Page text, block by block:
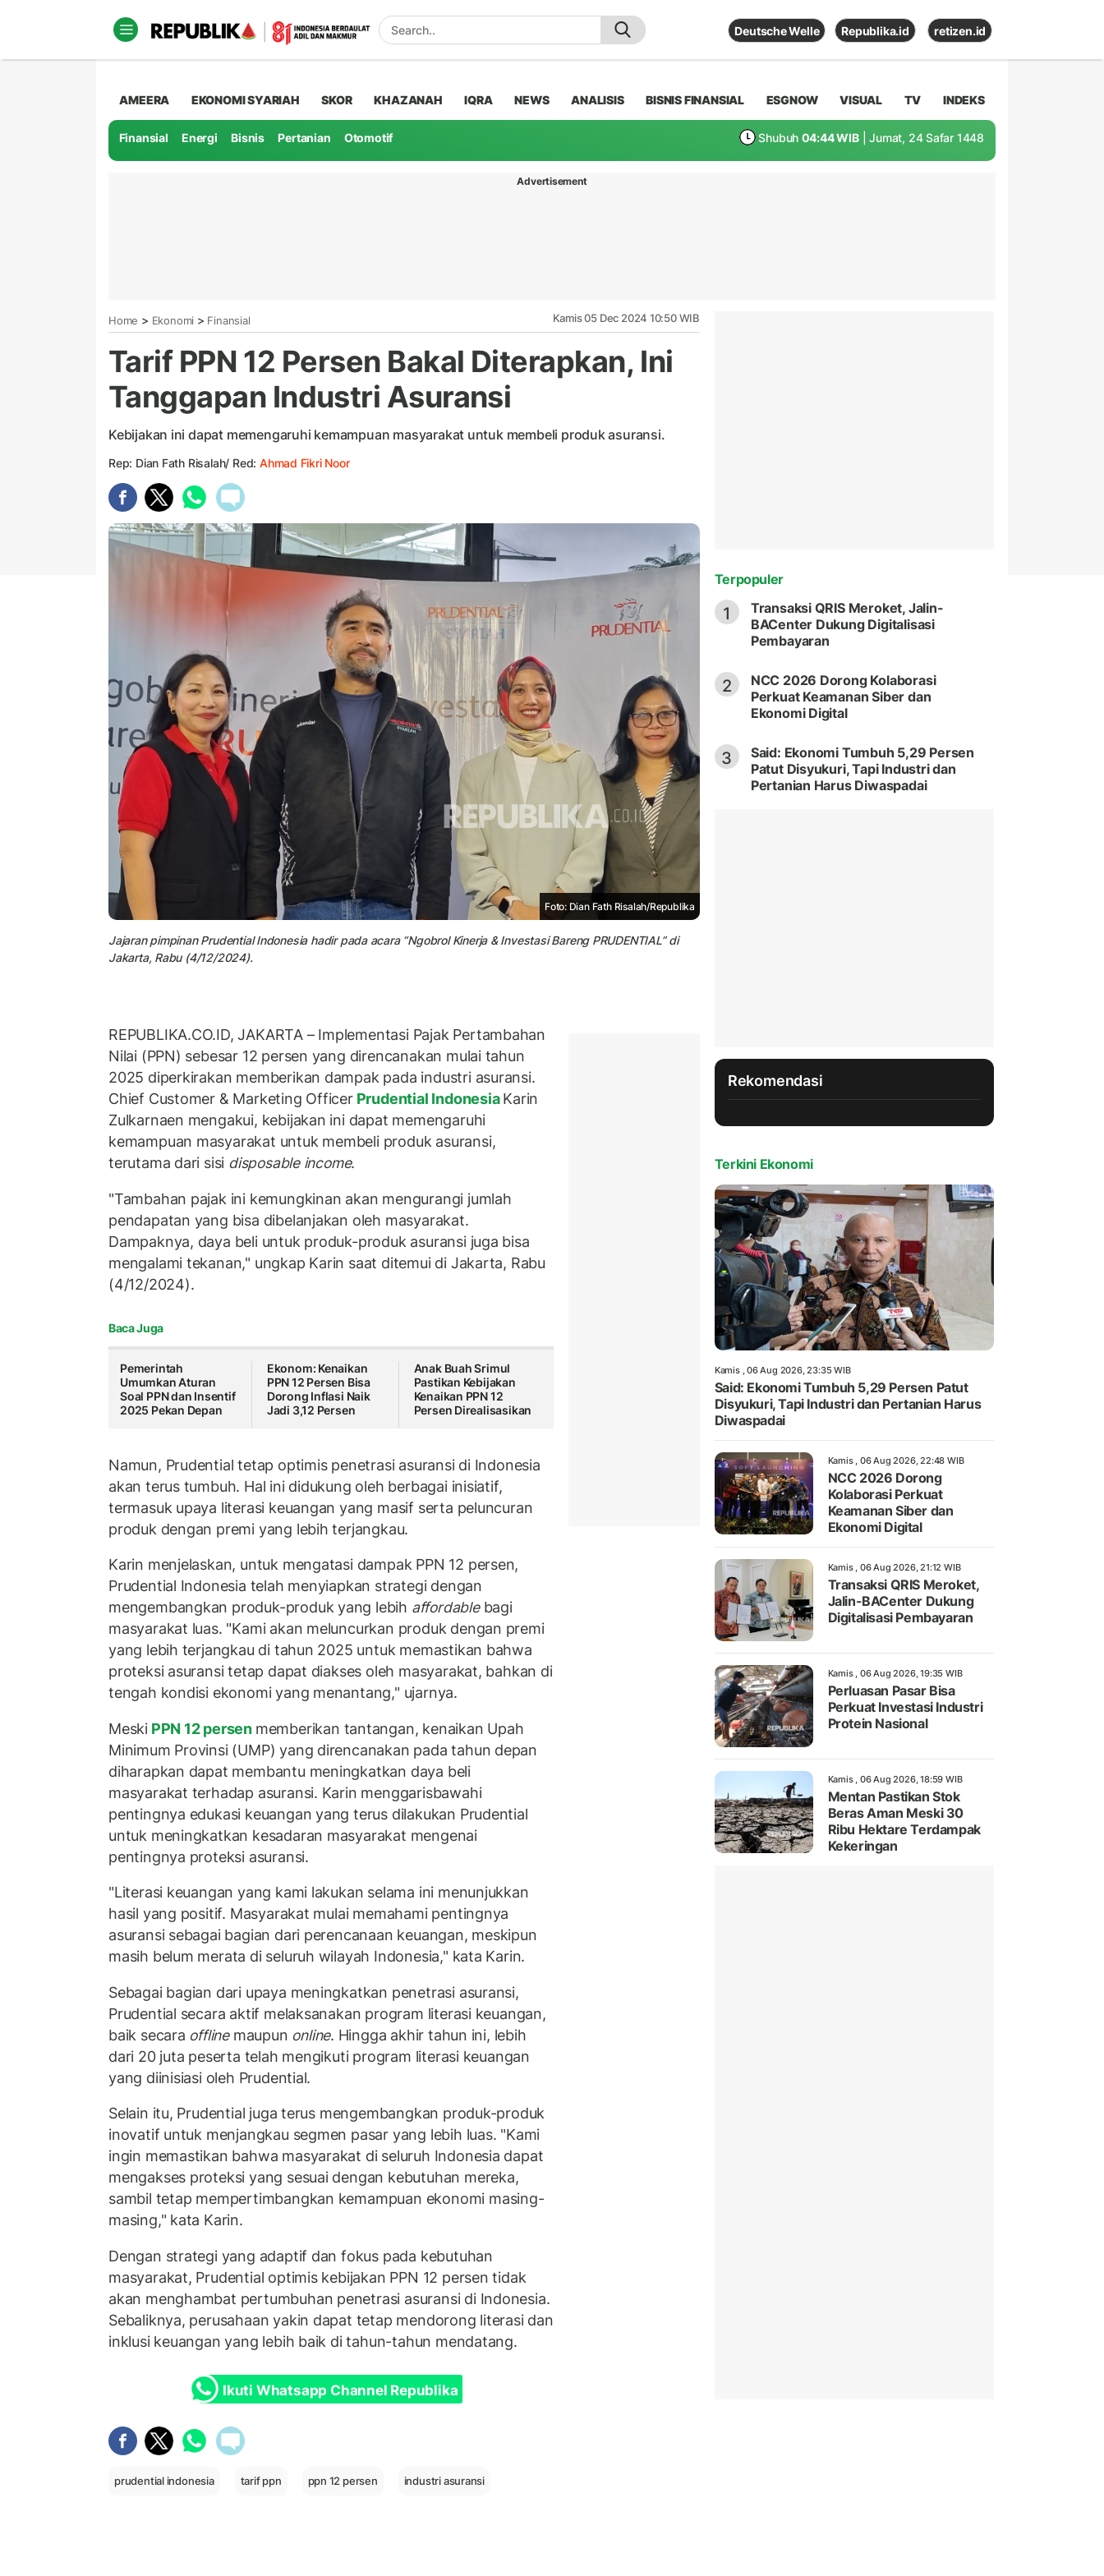
Deutsche Welle Republika.id retizen.id
AMEERA EKONOMI SYARIAH SKOR KHAZANAH IQRA NEWS ANALISIS BISNIS FINANSIAL ESGNOW VISUAL TV INDEKS
Finansial Energi Bisnis Pertanian Otomotif Shubuh 04:44 WIB | Jumat, 24 Safar 1448
Advertisement
Home > Ekonomi > Finansial Kamis 05 Dec 2024 10:50 WIB
Tarif PPN 12 Persen Bakal Diterapkan, Ini
Tanggapan Industri Asuransi
Kebijakan ini dapat memengaruhi kemampuan masyarakat untuk membeli produk asuransi.
Rep: Dian Fath Risalah/ Red: Ahmad Fikri Noor
Foto: Dian Fath Risalah/Republika
Jajaran pimpinan Prudential Indonesia hadir pada acara “Ngobrol Kinerja & Investasi Bareng PRUDENTIAL” di
Jakarta, Rabu (4/12/2024).
REPUBLIKA.CO.ID, JAKARTA – Implementasi Pajak Pertambahan
Nilai (PPN) sebesar 12 persen yang direncanakan mulai tahun
2025 diperkirakan memberikan dampak pada industri asuransi.
Chief Customer & Marketing OfficerPrudential IndonesiaKarin
Zulkarnaen mengakui, kebijakan ini dapat memengaruhi
kemampuan masyarakat untuk membeli produk asuransi,
terutama dari sisi disposable income.
"Tambahan pajak ini kemungkinan akan mengurangi jumlah
pendapatan yang bisa dibelanjakan oleh masyarakat.
Dampaknya, daya beli untuk produk-produk asuransi juga bisa
mengalami tekanan," ungkap Karin saat ditemui di Jakarta, Rabu
(4/12/2024).
Baca Juga
Pemerintah
Umumkan Aturan
Soal PPN dan Insentif
2025 Pekan Depan
Ekonom: Kenaikan
PPN 12 Persen Bisa
Dorong Inflasi Naik
Jadi 3,12 Persen
Anak Buah Srimul
Pastikan Kebijakan
Kenaikan PPN 12
Persen Direalisasikan
Namun, Prudential tetap optimis penetrasi asuransi di Indonesia
akan terus tumbuh. Hal ini didukung oleh berbagai inisiatif,
termasuk upaya literasi keuangan yang masif serta peluncuran
produk dengan premi yang lebih terjangkau.
Karin menjelaskan, untuk mengatasi dampak PPN 12 persen,
Prudential Indonesia telah menyiapkan strategi dengan
mengembangkan produk-produk yang lebih affordablebagi
masyarakat luas. "Kami akan meluncurkan produk dengan premi
yang lebih terjangkau di tahun 2025 untuk memastikan bahwa
proteksi asuransi tetap dapat diakses oleh masyarakat, bahkan di
tengah kondisi ekonomi yang menantang," ujarnya.
MeskiPPN 12 persen memberikan tantangan, kenaikan Upah
Minimum Provinsi (UMP) yang direncanakan pada tahun depan
diharapkan dapat membantu meningkatkan daya beli
masyarakat terhadap asuransi. Karin menggarisbawahi
pentingnya edukasi keuangan yang terus dilakukan Prudential
untuk meningkatkan kesadaran masyarakat mengenai
pentingnya proteksi asuransi.
"Literasi keuangan yang kami lakukan selama ini menunjukkan
hasil yang positif. Masyarakat mulai memahami pentingnya
asuransi sebagai bagian dari perencanaan keuangan, meskipun
masih belum merata di seluruh wilayah Indonesia," kata Karin.
Sebagai bagian dari upaya meningkatkan penetrasi asuransi,
Prudential secara aktif melaksanakan program literasi keuangan,
baik secara offlinemaupun online. Hingga akhir tahun ini, lebih
dari 20 juta peserta telah mengikuti program literasi keuangan
yang diinisiasi oleh Prudential.
Selain itu, Prudential juga terus mengembangkan produk-produk
inovatif untuk menjangkau segmen pasar yang lebih luas. "Kami
ingin memastikan bahwa masyarakat di seluruh Indonesia dapat
mengakses proteksi yang sesuai dengan kebutuhan mereka,
sambil tetap mempertimbangkan kemampuan ekonomi masing-
masing," kata Karin.
Dengan strategi yang adaptif dan fokus pada kebutuhan
masyarakat, Prudential optimis kebijakan PPN 12 persen tidak
akan menghambat pertumbuhan penetrasi asuransi di Indonesia.
Sebaliknya, perusahaan yakin dapat tetap mendorong literasi dan
inklusi keuangan yang lebih baik di tahun-tahun mendatang.
Ikuti Whatsapp Channel Republika
prudential indonesia tarif ppn ppn 12 persen industri asuransi
Terpopuler
1
Transaksi QRIS Meroket, Jalin-
BACenter Dukung Digitalisasi
Pembayaran
2
NCC 2026 Dorong Kolaborasi
Perkuat Keamanan Siber dan
Ekonomi Digital
3
Said: Ekonomi Tumbuh 5,29 Persen
Patut Disyukuri, Tapi Industri dan
Pertanian Harus Diwaspadai
Rekomendasi
Terkini Ekonomi
Kamis , 06 Aug 2026, 23:35 WIB
Said: Ekonomi Tumbuh 5,29 Persen Patut
Disyukuri, Tapi Industri dan Pertanian Harus
Diwaspadai
Kamis , 06 Aug 2026, 22:48 WIB
NCC 2026 Dorong
Kolaborasi Perkuat
Keamanan Siber dan
Ekonomi Digital
Kamis , 06 Aug 2026, 21:12 WIB
Transaksi QRIS Meroket,
Jalin-BACenter Dukung
Digitalisasi Pembayaran
Kamis , 06 Aug 2026, 19:35 WIB
Perluasan Pasar Bisa
Perkuat Investasi Industri
Protein Nasional
Kamis , 06 Aug 2026, 18:59 WIB
Mentan Pastikan Stok
Beras Aman Meski 30
Ribu Hektare Terdampak
Kekeringan